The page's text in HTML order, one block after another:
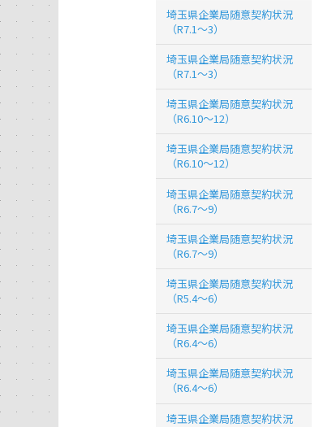
埼玉県企業局随意契約状況
（R7.1～3）
埼玉県企業局随意契約状況
（R7.1～3）
埼玉県企業局随意契約状況
（R6.10～12）
埼玉県企業局随意契約状況
（R6.10～12）
埼玉県企業局随意契約状況
（R6.7～9）
埼玉県企業局随意契約状況
（R6.7～9）
埼玉県企業局随意契約状況
（R5.4～6）
埼玉県企業局随意契約状況
（R6.4～6）
埼玉県企業局随意契約状況
（R6.4～6）
埼玉県企業局随意契約状況